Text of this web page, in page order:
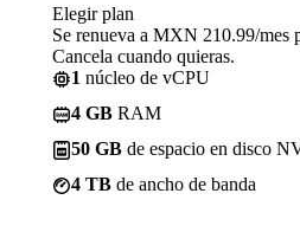
Elegir plan
Se renueva a MXN 210.99/mes
Cancela cuando quieras.
1 núcleo de vCPU
4 GB RAM
50 GB de espacio en disco
4 TB de ancho de banda